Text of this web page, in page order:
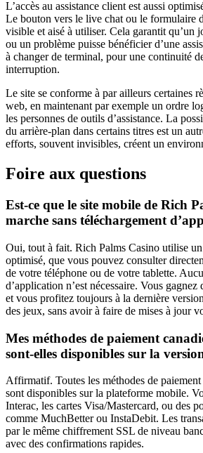
L’accès au assistance client est aussi
Le bouton vers le live chat ou le formulaire
visible et aisé à utiliser. Cela garantit qu’un
ou un problème puisse bénéficier d’une
à changer de terminal, pour une continuité
interruption.
Le site se conforme à par ailleurs certaines
web, en maintenant par exemple un ordre
les personnes de outils d’assistance. La
du arrière-plan dans certains titres est un
efforts, souvent invisibles, créent un
Foire aux questions
Est-ce que le site mobile de Rich
marche sans téléchargement
Oui, tout à fait. Rich Palms Casino utilise
optimisé, que vous pouvez consulter
de votre téléphone ou de votre tablette.
d’application n’est nécessaire. Vous gagnez
et vous profitez toujours à la dernière
des jeux, sans avoir à faire de mises à jour
Mes méthodes de paiement
sont-elles disponibles sur la
Affirmatif. Toutes les méthodes de paiement
sont disponibles sur la plateforme mobile.
Interac, les cartes Visa/Mastercard, ou des
comme MuchBetter ou InstaDebit. Les
par le même chiffrement SSL de niveau
avec des confirmations rapides.